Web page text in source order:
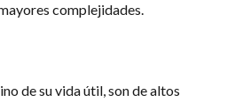
complejidades.
de su vida útil, son de altos